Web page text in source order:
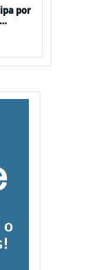
por